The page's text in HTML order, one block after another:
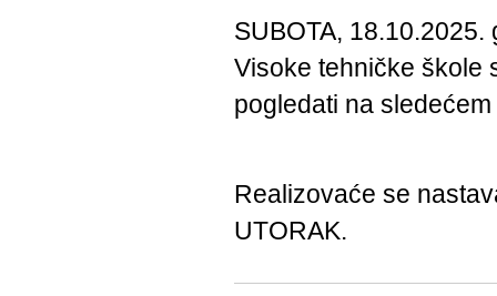
SUBOTA,
Visoke tehničke škole
pogledati na sledećem
Realizovaće se
UTORAK.